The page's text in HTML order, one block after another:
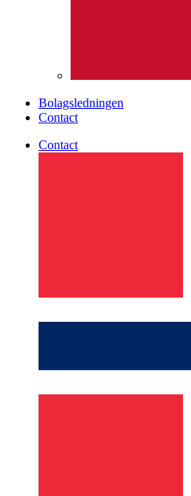
Bolagsledningen
Contact
Contact